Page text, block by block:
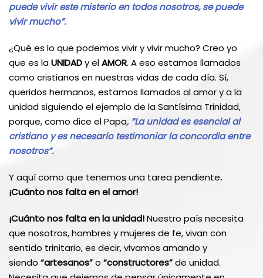
puede vivir este misterio en todos nosotros, se puede
vivir mucho”.
¿Qué es lo que podemos vivir y vivir mucho? Creo yo
que es laUNIDADy elAMOR. A eso estamos llamados
como cristianos en nuestras vidas de cada día. Sí,
queridos hermanos, estamos llamados al amor y a la
unidad siguiendo el ejemplo de la Santísima Trinidad,
porque, como dice el Papa, “La unidad es esencial al
cristiano y es necesario testimoniar la concordia entre
nosotros”.
Y aquí como que tenemos una tarea pendiente.
¡Cuánto nos falta en el amor!
¡Cuánto nos falta en la unidad!Nuestro país necesita
que nosotros, hombres y mujeres de fe, vivan con
sentido trinitario, es decir, vivamos amando y
siendo “artesanos”o “constructores”de unidad.